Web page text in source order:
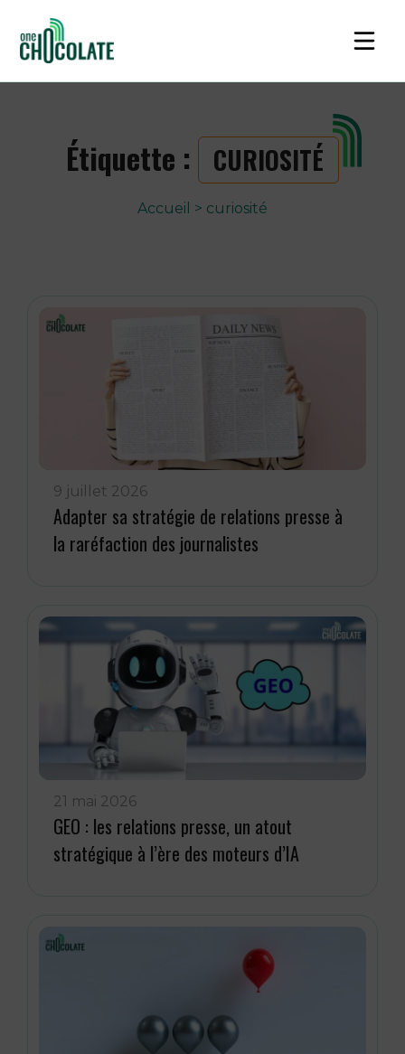
Étiquette : CURIOSITÉ
Accueil > curiosité
9 juillet 2026
Adapter sa stratégie de relations presse à
la raréfaction des journalistes
21 mai 2026
GEO : les relations presse, un atout
stratégique à l’ère des moteurs d’IA